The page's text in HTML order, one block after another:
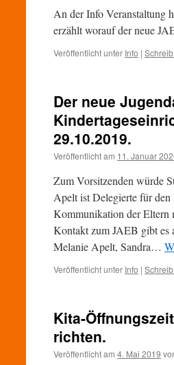
An der Info Veranstaltung
erzählt worauf der neue
Veröffentlicht unter Info |
Der neue
29.10.2019.
Veröffentlicht am 11. Januar
Zum Vorsitzenden würde
Apelt ist Delegierte für
Kommunikation der Eltern
Kontakt zum JAEB gibt es
Melanie Apelt, Sandra…
Veröffentlicht unter Info |
Kita-
richten.
Veröffentlicht am 4. Mai 2019